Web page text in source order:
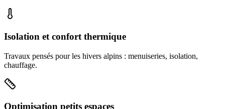
Isolation et confort thermique
Travaux pensés pour les hivers alpins : menuiseries, isolation,
chauffage.
Optimisation petits espaces